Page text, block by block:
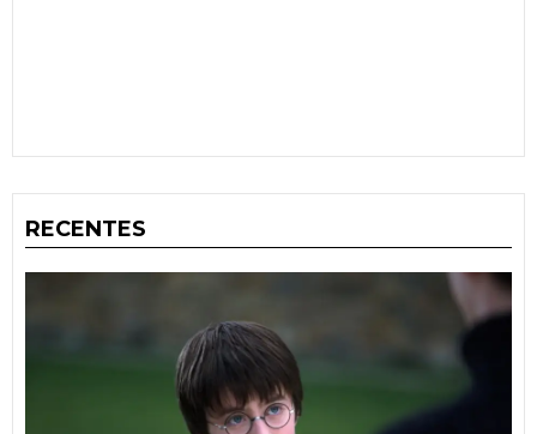
RECENTES